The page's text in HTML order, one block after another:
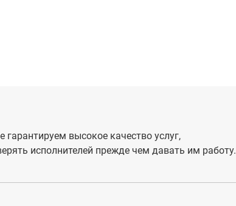
высокое качество услуг,
исполнителей прежде чем давать им работу.